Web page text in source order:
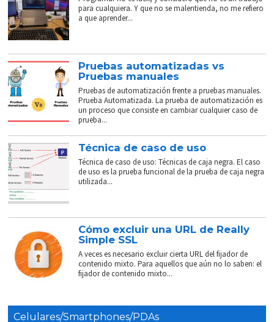
para cualquiera. Y que no se malentienda, no me refiero
a que aprender...
Pruebas automatizadas vs
Pruebas manuales
Pruebas de automatización frente a pruebas manuales.
Prueba Automatizada. La prueba de automatización es
un proceso que consiste en cambiar cualquier caso de
prueba...
Técnica de caso de uso
Técnica de caso de uso: Técnicas de caja negra. El caso
de uso es la prueba funcional de la prueba de caja negra
utilizada...
Cómo excluir una URL de Really
Simple SSL
A veces es necesario excluir cierta URL del fijador de
contenido mixto. Para aquellos que aún no lo saben: el
fijador de contenido mixto...
Celulares/Smartphones/PDAs